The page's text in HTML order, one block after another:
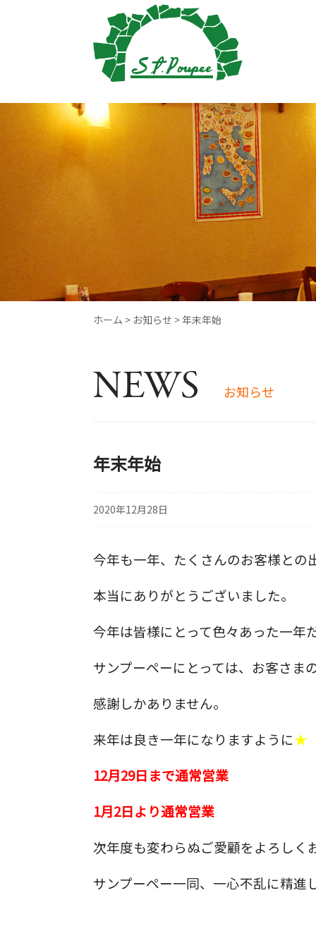
ホーム > お知らせ >年末年始
NEWS お知らせ
年末年始
2020年12月28日
今年も一年、たくさんのお客様との
本当にありがとうございました。
今年は皆様にとって色々あった一年
サンプーペーにとっては、お客さま
感謝しかありません。
来年は良き一年になりますように★
12月29日まで通常営業
1月2日より通常営業
次年度も変わらぬご愛顧をよろしく
サンプーペー一同、一心不乱に精進